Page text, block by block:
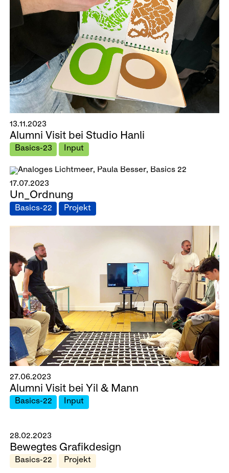
13.11.2023
Alumni Visit bei Studio Hanli
Basics-23 Input
17.07.2023
Un_Ordnung
Basics-22 Projekt
27.06.2023
Alumni Visit bei Yil & Mann
Basics-22 Input
28.02.2023
Bewegtes Grafikdesign
Basics-22 Projekt